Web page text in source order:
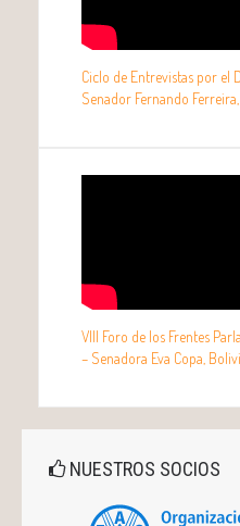
Ciclo de Entrevistas por el
Senador Fernando
VIII Foro de los Frentes
– Senadora Eva Copa,
NUESTROS SOCIOS